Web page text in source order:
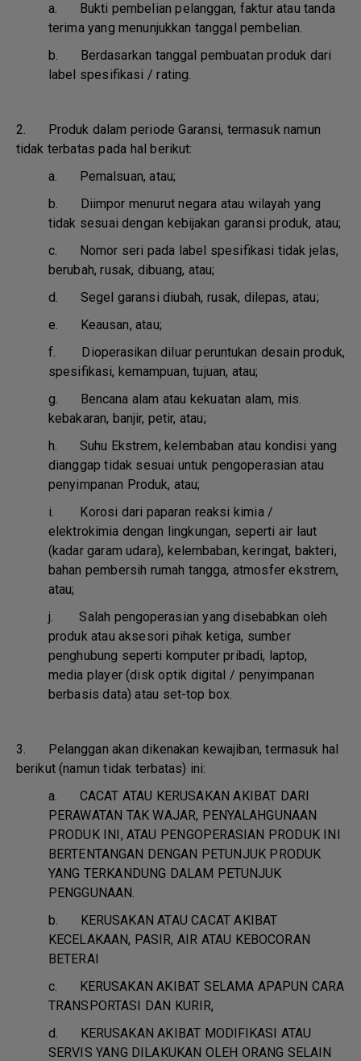
a. Bukti pembelian pelanggan, faktur atau tanda
terima yang menunjukkan tanggal pembelian.
b. Berdasarkan tanggal pembuatan produk dari
label spesifikasi / rating.
2. Produk dalam periode Garansi, termasuk namun
tidak terbatas pada hal berikut:
a. Pemalsuan, atau;
b. Diimpor menurut negara atau wilayah yang
tidak sesuai dengan kebijakan garansi produk, atau;
c. Nomor seri pada label spesifikasi tidak jelas,
berubah, rusak, dibuang, atau;
d. Segel garansi diubah, rusak, dilepas, atau;
e. Keausan, atau;
f. Dioperasikan diluar peruntukan desain produk,
spesifikasi, kemampuan, tujuan, atau;
g. Bencana alam atau kekuatan alam, mis.
kebakaran, banjir, petir, atau;
h. Suhu Ekstrem, kelembaban atau kondisi yang
dianggap tidak sesuai untuk pengoperasian atau
penyimpanan Produk, atau;
i. Korosi dari paparan reaksi kimia /
elektrokimia dengan lingkungan, seperti air laut
(kadar garam udara), kelembaban, keringat, bakteri,
bahan pembersih rumah tangga, atmosfer ekstrem,
atau;
j.Salah pengoperasian yang disebabkan oleh
produk atau aksesori pihak ketiga, sumber
penghubung seperti komputer pribadi, laptop,
media player (disk optik digital / penyimpanan
berbasis data) atau set-top box.
3. Pelanggan akan dikenakan kewajiban, termasuk hal
berikut (namun tidak terbatas) ini:
a. CACAT ATAU KERUSAKAN AKIBAT DARI
PERAWATAN TAK WAJAR, PENYALAHGUNAAN
PRODUK INI, ATAU PENGOPERASIAN PRODUK INI
BERTENTANGAN DENGAN PETUNJUK PRODUK
YANG TERKANDUNG DALAM PETUNJUK
PENGGUNAAN.
b. KERUSAKAN ATAU CACAT AKIBAT
KECELAKAAN, PASIR, AIR ATAU KEBOCORAN
BETERAI
c. KERUSAKAN AKIBAT SELAMA APAPUN CARA
TRANSPORTASI DAN KURIR,
d. KERUSAKAN AKIBAT MODIFIKASI ATAU
SERVIS YANG DILAKUKAN OLEH ORANG SELAIN